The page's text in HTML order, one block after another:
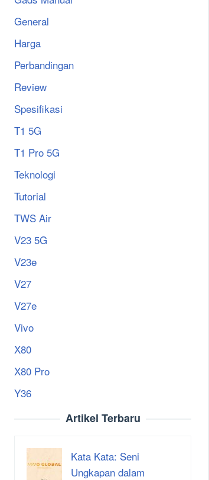
General
Harga
Perbandingan
Review
Spesifikasi
T1 5G
T1 Pro 5G
Teknologi
Tutorial
TWS Air
V23 5G
V23e
V27
V27e
Vivo
X80
X80 Pro
Y36
Artikel Terbaru
Kata Kata: Seni
Ungkapan dalam